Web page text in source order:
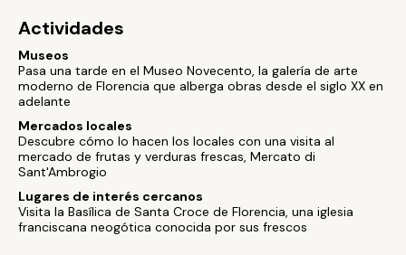
Actividades
Museos
Pasa una tarde en el Museo Novecento, la galería de arte
moderno de Florencia que alberga obras desde el siglo XX en
adelante
Mercados locales
Descubre cómo lo hacen los locales con una visita al
mercado de frutas y verduras frescas, Mercato di
Sant'Ambrogio
Lugares de interés cercanos
Visita la Basílica de Santa Croce de Florencia, una iglesia
franciscana neogótica conocida por sus frescos